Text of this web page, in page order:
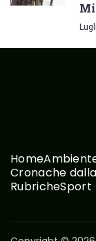
Home
Cronache
RubricheSport